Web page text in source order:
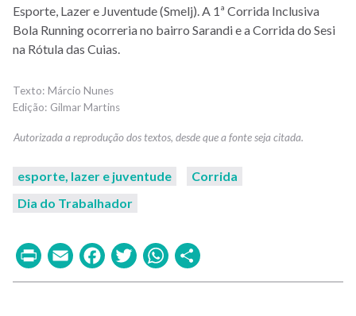
Esporte, Lazer e Juventude (Smelj). A 1ª Corrida Inclusiva
Bola Running ocorreria no bairro Sarandi e a Corrida do Sesi
na Rótula das Cuias.
Márcio Nunes
Gilmar Martins
esporte, lazer e juventude
Corrida
Dia do Trabalhador
PrintEmailFacebook
TwitterWhatsApp